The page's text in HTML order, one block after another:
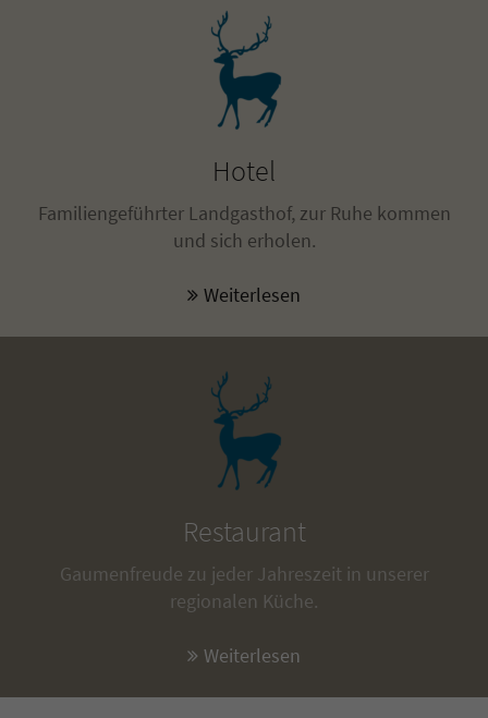
Hotel
Familiengeführter Landgasthof, zur Ruhe kommen
und sich erholen.
Weiterlesen
Restaurant
Gaumenfreude zu jeder Jahreszeit in unserer
regionalen Küche.
Weiterlesen